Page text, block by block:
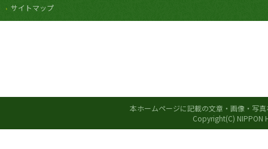
サイトマップ
本ホームページに記載の文章・画像・写
Copyright(C) NIPPON